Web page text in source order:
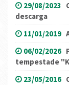
29/08/2023
descarga
11/01/2019
06/02/2026
tempestade
23/05/2016